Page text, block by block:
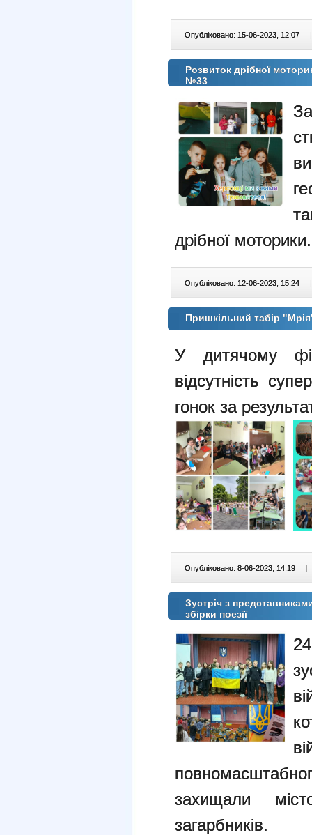
Опубліковано: 15-06-2023, 12:07 |
Розвиток дрібної
№33
дрібної моторики.
Опубліковано: 12-06-2023, 15:24 |
Пришкільний табір
У дитячому
відсутність
гонок за
Опубліковано: 8-06-2023, 14:19 |
Зустріч з
збірки поезії
захищали
загарбників.